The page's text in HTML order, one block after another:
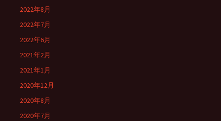
2022年8月
2022年7月
2022年6月
2021年2月
2021年1月
2020年12月
2020年8月
2020年7月